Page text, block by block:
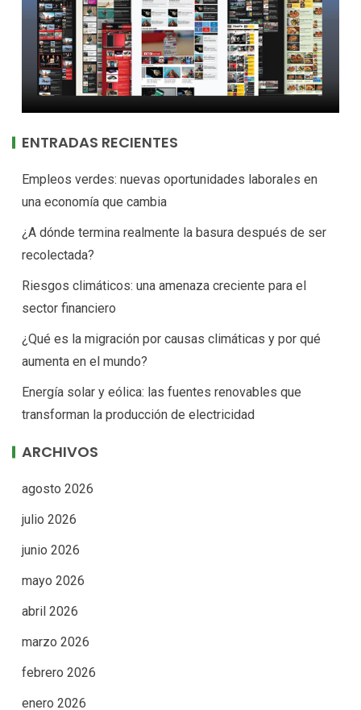
ENTRADAS RECIENTES
Empleos verdes: nuevas oportunidades laborales en
una economía que cambia
¿A dónde termina realmente la basura después de ser
recolectada?
Riesgos climáticos: una amenaza creciente para el
sector financiero
¿Qué es la migración por causas climáticas y por qué
aumenta en el mundo?
Energía solar y eólica: las fuentes renovables que
transforman la producción de electricidad
ARCHIVOS
agosto 2026
julio 2026
junio 2026
mayo 2026
abril 2026
marzo 2026
febrero 2026
enero 2026